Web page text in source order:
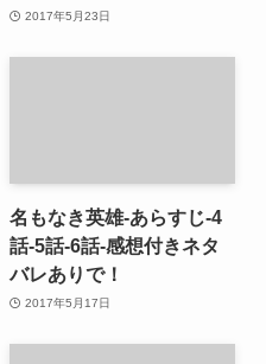
2017年5月23日
名もなき英雄-あらすじ-4
話-5話-6話-感想付きネタ
バレありで！
2017年5月17日